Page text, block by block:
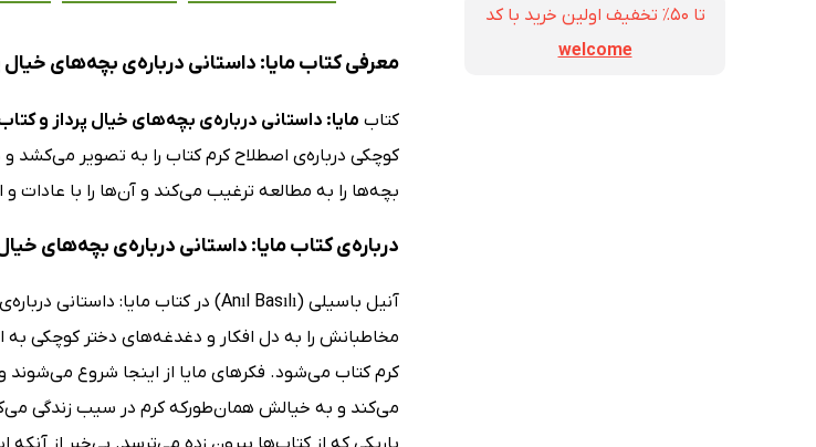
تا ۵۰٪ تخفیف اولین خرید با کد
welcome
معرفی کتاب مایا: داستانی درباره‌ی بچه‌های خیال
کتاب مایا: داستانی درباره‌ی بچه‌های خیال پرداز و
کوچکی درباره‌ی اصطلاح کرم کتاب را به تصویر می‌کشد
بچه‌ها را به مطالعه ترغیب می‌کند و آن‌ها را با عادات
درباره‌ی کتاب مایا: داستانی درباره‌ی بچه‌های
مخاطبانش را به دل افکار و دغدغه‌های دختر کوچکی به
کرم کتاب می‌شود. فکرهای مایا از اینجا شروع می‌شوند
می‌کند و به خیالش همان‌طورکه کرم در سیب زندگی